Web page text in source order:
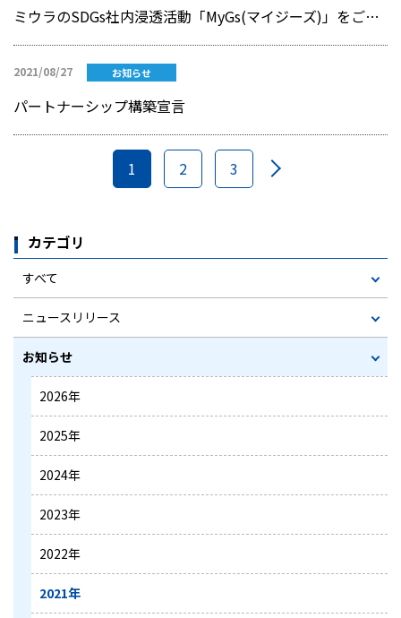
ミウラのSDGs社内浸透活動「MyGs(マイジーズ)」をご紹介 ～4言語に翻訳して世界の従業員へ発信～
2021/08/27 お知らせ
パートナーシップ構築宣言
1 2 3
カテゴリ
すべて
ニュースリリース
お知らせ
2026年
2025年
2024年
2023年
2022年
2021年